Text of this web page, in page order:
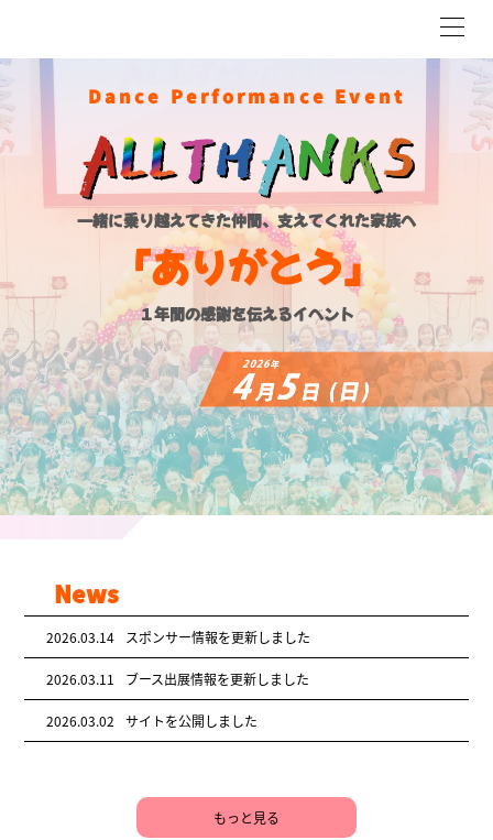
Dance Performance Event
一緒に乗り越えてきた仲間、支えてくれた家族へ
「ありがとう」
１年間の感謝を伝えるイベント
News
2026.03.14 スポンサー情報を更新しました
2026.03.11 ブース出展情報を更新しました
2026.03.02 サイトを公開しました
もっと見る